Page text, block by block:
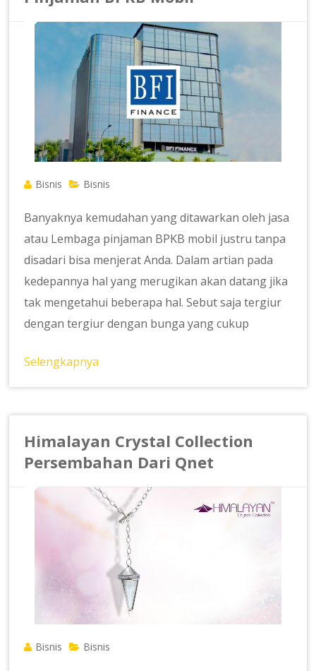
Bisnis Bisnis
Banyaknya kemudahan yang ditawarkan oleh jasa
atau Lembaga pinjaman BPKB mobil justru tanpa
disadari bisa menjerat Anda. Dalam artian pada
kedepannya hal yang merugikan akan datang jika
tak mengetahui beberapa hal. Sebut saja tergiur
dengan tergiur dengan bunga yang cukup
Selengkapnya
Himalayan Crystal Collection
Persembahan Dari Qnet
Bisnis Bisnis